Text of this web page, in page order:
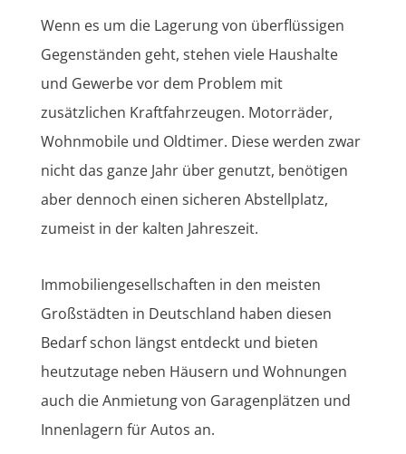
Wenn es um die Lagerung von überflüssigen
Gegenständen geht, stehen viele Haushalte
und Gewerbe vor dem Problem mit
zusätzlichen Kraftfahrzeugen. Motorräder,
Wohnmobile und Oldtimer. Diese werden zwar
nicht das ganze Jahr über genutzt, benötigen
aber dennoch einen sicheren Abstellplatz,
zumeist in der kalten Jahreszeit.
Immobiliengesellschaften in den meisten
Großstädten in Deutschland haben diesen
Bedarf schon längst entdeckt und bieten
heutzutage neben Häusern und Wohnungen
auch die Anmietung von Garagenplätzen und
Innenlagern für Autos an.